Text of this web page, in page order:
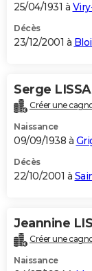
25/04/1931 à
Décès
23/12/2001 à
Serge LISSA
Créer une
Naissance
09/09/1938 à
Décès
22/10/2001 à
Jeannine
Créer une
Naissance